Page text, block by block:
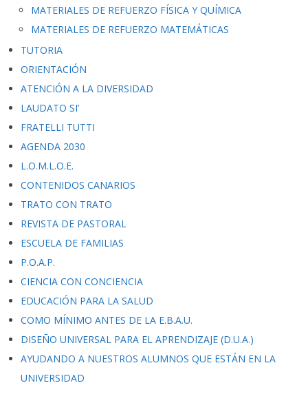
MATERIALES DE REFUERZO FÍSICA Y QUÍMICA
MATERIALES DE REFUERZO MATEMÁTICAS
TUTORIA
ORIENTACIÓN
ATENCIÓN A LA DIVERSIDAD
LAUDATO SI’
FRATELLI TUTTI
AGENDA 2030
L.O.M.L.O.E.
CONTENIDOS CANARIOS
TRATO CON TRATO
REVISTA DE PASTORAL
ESCUELA DE FAMILIAS
P.O.A.P.
CIENCIA CON CONCIENCIA
EDUCACIÓN PARA LA SALUD
COMO MÍNIMO ANTES DE LA E.B.A.U.
DISEÑO UNIVERSAL PARA EL APRENDIZAJE (D.U.A.)
AYUDANDO A NUESTROS ALUMNOS QUE ESTÁN EN LA
UNIVERSIDAD